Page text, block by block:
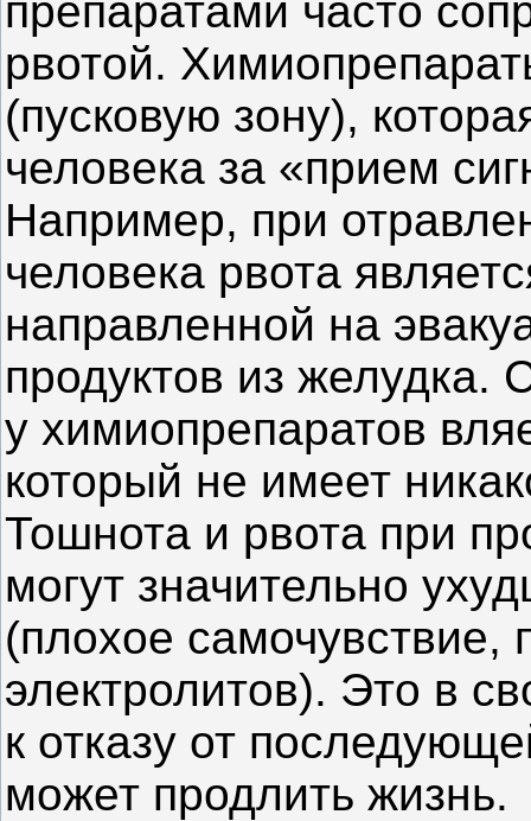
препаратами часто
рвотой.
(пусковую зону),
человека за «прием
Например, при
человека рвота
направленной на
продуктов из желудка.
у химиопрепаратов
который не имеет
Тошнота и рвота при
могут значительно
(плохое самочувствие,
электролитов). Это в
к отказу от
может продлить жизнь.